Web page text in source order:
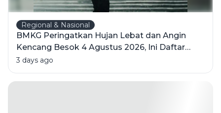
Regional & Nasional
BMKG Peringatkan Hujan Lebat dan Angin
Kencang Besok 4 Agustus 2026, Ini Daftar
Wilayahnya
3 days ago